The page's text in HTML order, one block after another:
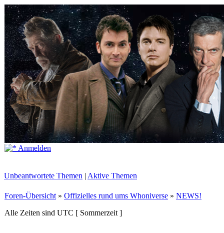
Anmelden
Unbeantwortete Themen | Aktive Themen
Foren-Übersicht » Offizielles rund ums Whoniverse » NEWS!
Alle Zeiten sind UTC [ Sommerzeit ]